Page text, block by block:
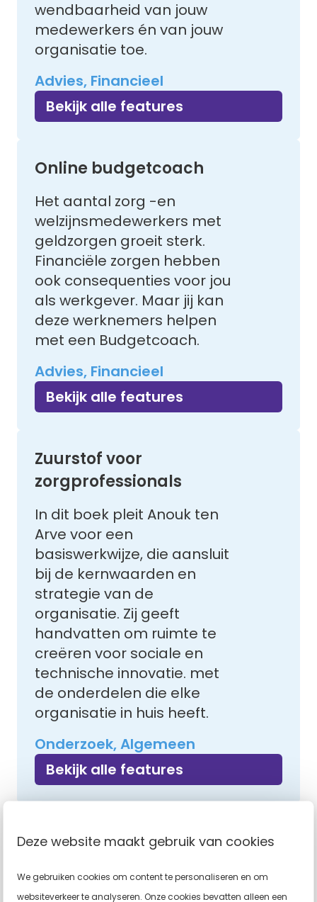
Deze website maakt gebruik van cookies
We gebruiken cookies om content te personaliseren en om
websiteverkeer te analyseren. Onze cookies bevatten alleen een
wendbaarheid van jouw
medewerkers én van jouw
organisatie toe.
Advies, Financieel
Bekijk alle features
Online budgetcoach
Het aantal zorg -en
welzijnsmedewerkers met
geldzorgen groeit sterk.
Financiële zorgen hebben
ook consequenties voor jou
als werkgever. Maar jij kan
deze werknemers helpen
met een Budgetcoach.
Advies, Financieel
Bekijk alle features
Zuurstof voor
zorgprofessionals
In dit boek pleit Anouk ten
Arve voor een
basiswerkwijze, die aansluit
bij de kernwaarden en
strategie van de
organisatie. Zij geeft
handvatten om ruimte te
creëren voor sociale en
technische innovatie. met
de onderdelen die elke
organisatie in huis heeft.
Onderzoek, Algemeen
Bekijk alle features
Anouk ten arve: Spreker
over gezond werken in
zorg en welzijn